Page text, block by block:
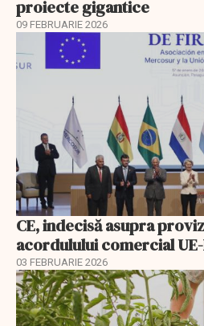
proiecte gigantice
09 FEBRUARIE 2026
CE, indecisă asupra
acordulului comercial
03 FEBRUARIE 2026